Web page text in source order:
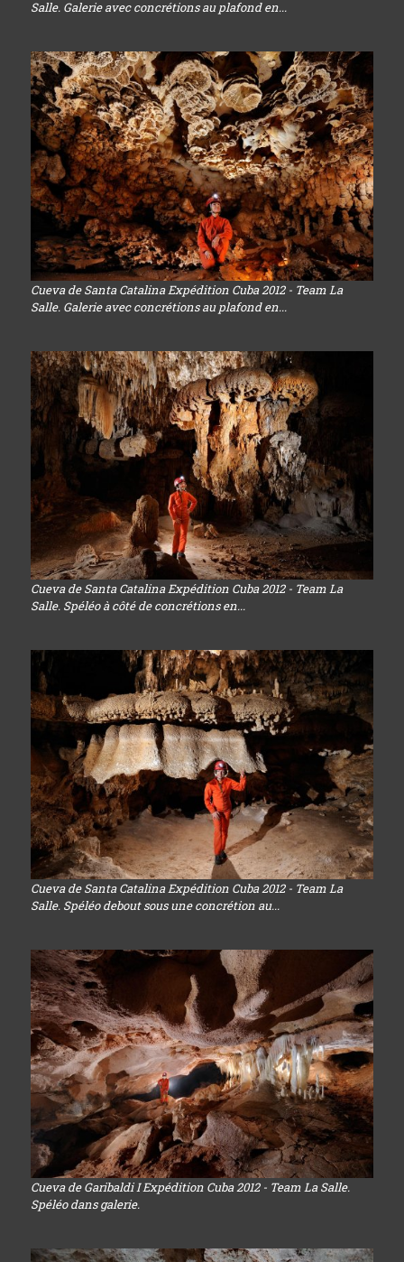
Salle. Galerie avec concrétions au plafond en...
Cueva de Santa Catalina Expédition Cuba 2012 - Team La
Salle. Galerie avec concrétions au plafond en...
Cueva de Santa Catalina Expédition Cuba 2012 - Team La
Salle. Spéléo à côté de concrétions en...
Cueva de Santa Catalina Expédition Cuba 2012 - Team La
Salle. Spéléo debout sous une concrétion au...
Cueva de Garibaldi I Expédition Cuba 2012 - Team La Salle.
Spéléo dans galerie.